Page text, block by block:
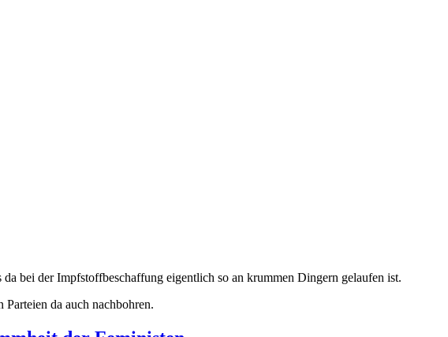
da bei der Impfstoffbeschaffung eigentlich so an krummen Dingern gelaufen ist.
Parteien da auch nachbohren.